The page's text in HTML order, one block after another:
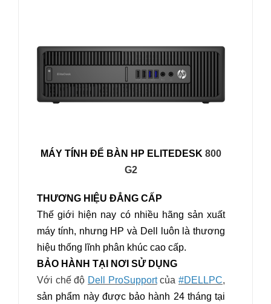
MÁY TÍNH ĐỂ BÀN HP ELITEDESK 800
G2
THƯƠNG HIỆU ĐẲNG CẤP
Thế giới hiện nay có nhiều hãng sản xuất
máy tính, nhưng HP và Dell luôn là thương
hiệu thống lĩnh phân khúc cao cấp.
BẢO HÀNH TẠI NƠI SỬ DỤNG
Với chế độ Dell ProSupportcủa#DELLPC,
sản phẩm này được bảo hành 24 tháng tại